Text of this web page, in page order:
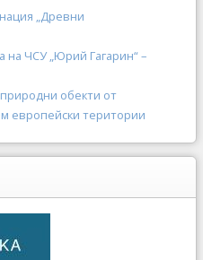
„Древни
на ЧСУ „Юрий Гагарин“ –
обекти от
европейски територии